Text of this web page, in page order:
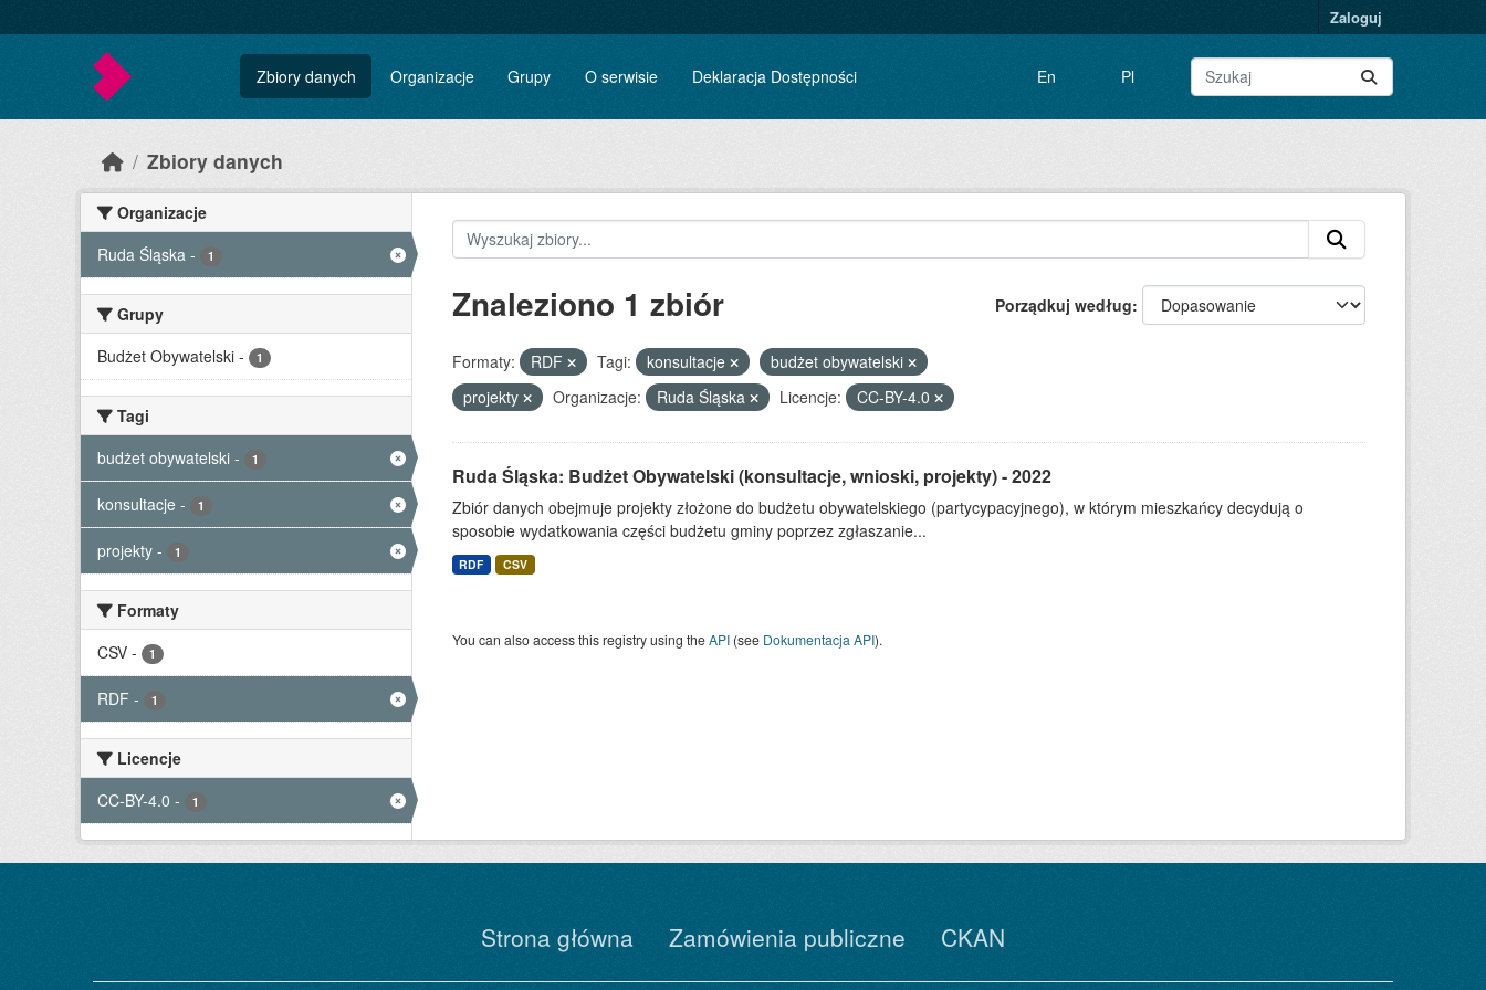
Zaloguj
Zbiory danych Organizacje Grupy O serwisie Deklaracja Dostępności En Pl
Zbiory danych
Organizacje
Ruda Śląska - 1
Grupy
Budżet Obywatelski - 1
Tagi
budżet obywatelski - 1
konsultacje - 1
projekty - 1
Formaty
CSV - 1
RDF - 1
Licencje
CC-BY-4.0 - 1
Porządkuj według
Znaleziono 1 zbiór
Formaty: RDF Tagi: konsultacje
budżet obywatelski
projekty
Organizacje: Ruda Śląska Licencje: CC-BY-4.0
Ruda Śląska: Budżet Obywatelski (konsultacje, wnioski, projekty) - 2022
Zbiór danych obejmuje projekty złożone do budżetu obywatelskiego (partycypacyjnego), w którym mieszkańcy decydują o
sposobie wydatkowania części budżetu gminy poprzez zgłaszanie...
RDF CSV
You can also access this registry using theAPI(see Dokumentacja API).
Strona główna Zamówienia publiczne CKAN